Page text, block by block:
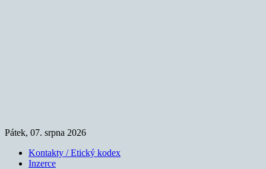
Pátek, 07. srpna 2026
Kontakty / Etický kodex
Inzerce